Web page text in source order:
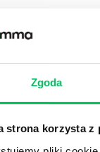
Zgoda
strona korzysta z
jednak nie